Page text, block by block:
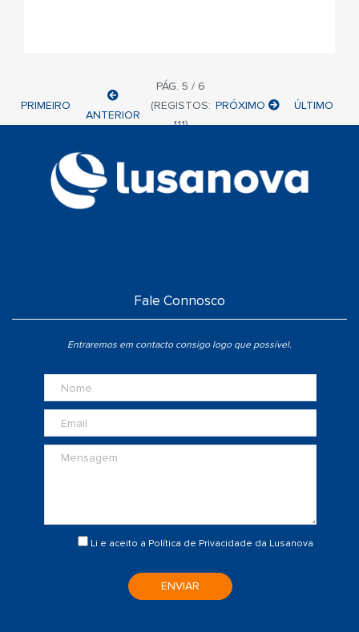
PRIMEIRO
ANTERIOR
PÁG. 5 / 6
(REGISTOS:
111)
PRÓXIMO ÚLTIMO
Fale Connosco
Entraremos em contacto consigo logo que possível.
Li e aceito a Política de Privacidade da Lusanova
ENVIAR